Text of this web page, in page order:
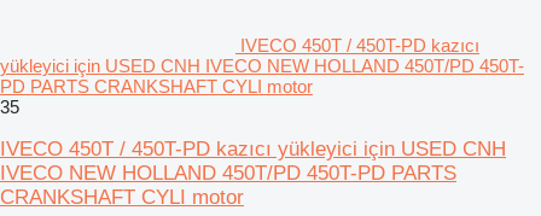
IVECO 450T / 450T-PD kazıcı
yükleyici için USED CNH IVECO NEW HOLLAND 450T/PD 450T-
PD PARTS CRANKSHAFT CYLI motor
35
IVECO 450T / 450T-PD kazıcı yükleyici için USED CNH
IVECO NEW HOLLAND 450T/PD 450T-PD PARTS
CRANKSHAFT CYLI motor